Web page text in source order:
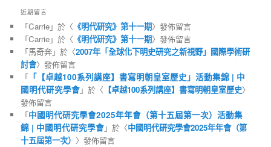
近期留言
「Carrie」於〈 《明代研究》第十一期〉發佈留言
「Carrie」於〈 《明代研究》第十一期〉發佈留言
「馬奇奔」於〈2007年「全球化下明史研究之新視野」國際學術研
討會〉發佈留言
「 「【卓越100系列講座】書寫明朝皇室歷史」活動集錦 | 中
國明代研究學會」於〈 【卓越100系列講座】書寫明朝皇室歷史〉
發佈留言
「中國明代研究學會2025年年會（第十五屆第一次）活動集
錦 | 中國明代研究學會」於〈中國明代研究學會2025年年會（第
十五屆第一次） 〉發佈留言